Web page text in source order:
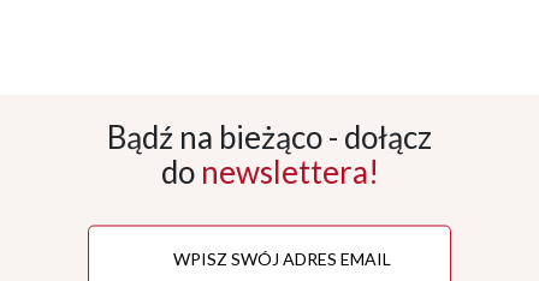
Bądź na bieżąco - dołącz
do newslettera!